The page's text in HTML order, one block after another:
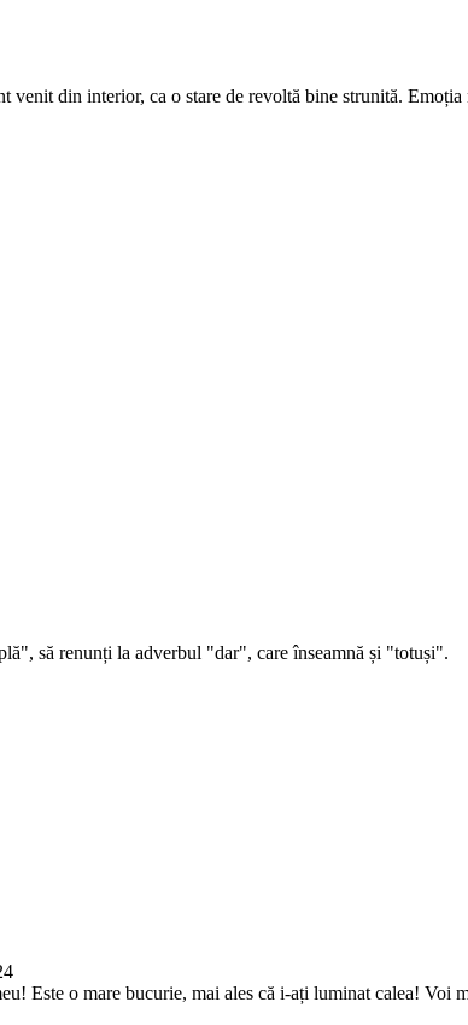
venit din interior, ca o stare de revoltă bine strunită.
să renunți la adverbul "dar", care înseamnă și "totuși".
Este o mare bucurie, mai ales că i-ați luminat calea! Voi